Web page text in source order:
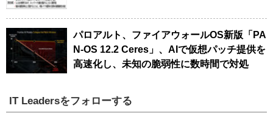
パロアルト、ファイアウォールOS新版「PA
N-OS 12.2 Ceres」、AIで仮想パッチ提供を
高速化し、未知の脆弱性に数時間で対処
IT Leadersをフォローする